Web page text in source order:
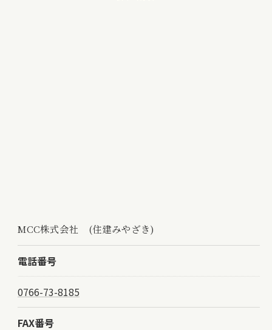
MCC株式会社 (住建みやざき)
電話番号
0766-73-8185
FAX番号